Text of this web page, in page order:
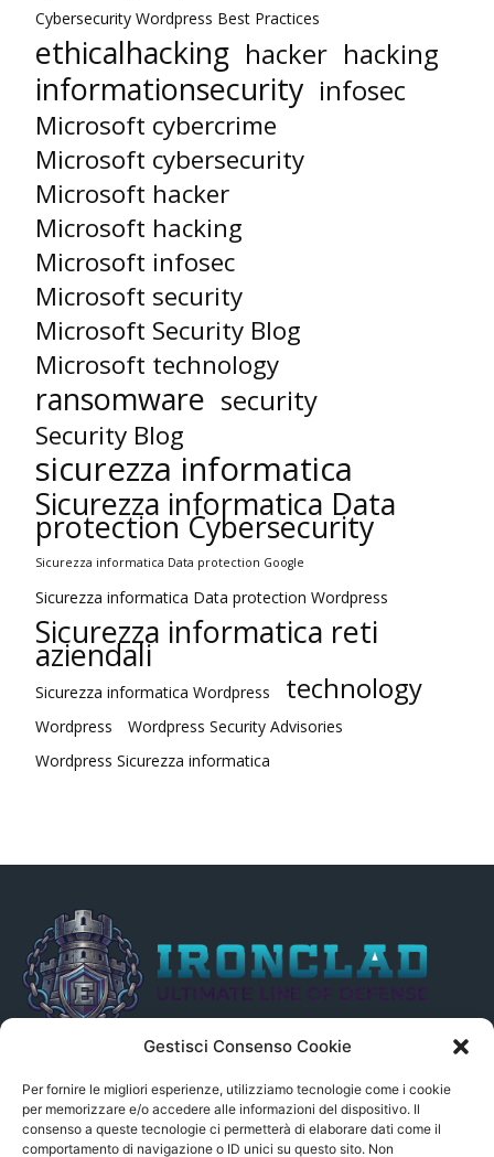
Gestisci Consenso Cookie
Per fornire le migliori esperienze, utilizziamo tecnologie come i cookie
per memorizzare e/o accedere alle informazioni del dispositivo. Il
consenso a queste tecnologie ci permetterà di elaborare dati come il
comportamento di navigazione o ID unici su questo sito. Non
Cybersecurity Wordpress Best Practices
ethicalhacking hacker hacking
informationsecurity infosec
Microsoft cybercrime
Microsoft cybersecurity
Microsoft hacker
Microsoft hacking
Microsoft infosec
Microsoft security
Microsoft Security Blog
Microsoft technology
ransomware security
Security Blog
sicurezza informatica
Sicurezza informatica Data
protection Cybersecurity
Sicurezza informatica Data protection Google
Sicurezza informatica Data protection Wordpress
Sicurezza informatica reti
aziendali
Sicurezza informatica Wordpress technology
Wordpress
Wordpress Security Advisories
Wordpress Sicurezza informatica
indirettamente, alle Fonti delle notizie segnalate né può essere
ritenuto responsabile ad alcun titolo dei loro contenuti. Si precisa
altresì che le notizie segnalate dall’aggregatore NON sono da
intendersi in alcun modo di proprietà del sito GenSys.it, ad